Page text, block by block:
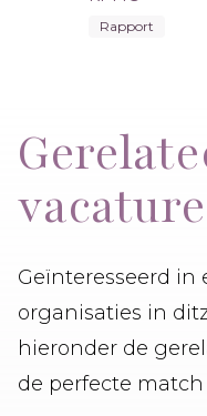
Rapport
Geïnteresseerd in
organisaties in
hieronder de
de perfecte match